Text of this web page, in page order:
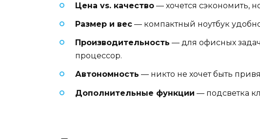
Цена vs. качество — хочется сэкономить,
Размер и вес — компактный ноутбук
Производительность — для офисных
процессор.
Автономность — никто не хочет быть
Дополнительные функции — подсветка